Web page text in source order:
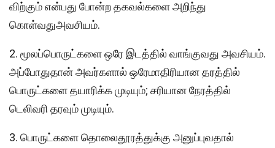
விற்கும் என்பது போன்ற தகவல்களை அறிந்து
கொள்வதுஅவசியம்.
2. மூலப்பொருட்களைஒரே இடத்தில் வாங்குவது அவசியம்.
அப்போதுதான் அவர்களால் ஒரேமாதிரியான தரத்தில்
பொருட்களை தயாரிக்க முடியும்; சரியான நேரத்தில்
டெலிவரி தரவும் முடியும்.
3. பொருட்களை தொலைதூரத்துக்கு அனுப்புவதால்